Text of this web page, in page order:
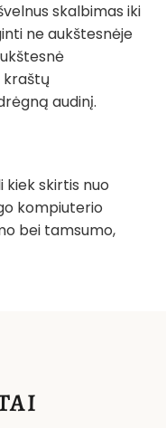
skalbimas iki
ne aukštesnėje
kraštų
audinį.
kiek skirtis nuo
kompiuterio
bei tamsumo,